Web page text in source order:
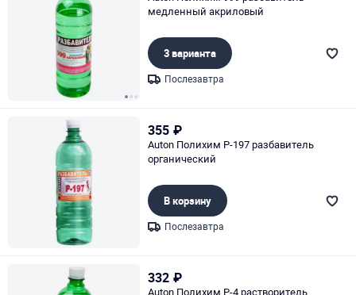
медленный акриловый
3 варианта
Послезавтра
355 ₽
Auton Полихим Р-197 разбавитель
органический
В корзину
Послезавтра
332 ₽
Auton Полихим Р-4 растворитель